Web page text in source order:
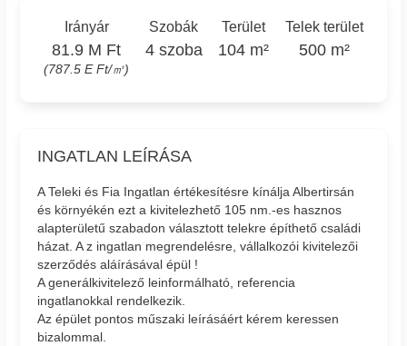
Irányár
81.9 M Ft
(787.5 E Ft/㎡)
Szobák
4 szoba
Terület
104 m²
Telek terület
500 m²
INGATLAN LEÍRÁSA
A Teleki és Fia Ingatlan értékesítésre kínálja Albertirsán
és környékén ezt a kivitelezhető 105 nm.-es hasznos
alapterületű szabadon választott telekre építhető családi
házat. A z ingatlan megrendelésre, vállalkozói kivitelezői
szerződés aláírásával épül !
A generálkivitelező leinformálható, referencia
ingatlanokkal rendelkezik.
Az épület pontos műszaki leírásáért kérem keressen
bizalommal.